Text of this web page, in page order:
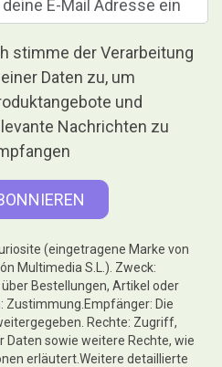
stimme der Verarbeitung
Daten zu, um
und
Nachrichten zu
(eingetragene Marke von
Multimedia S.L.). Zweck:
Bestellungen, Artikel oder
Zustimmung.Empfänger: Die
Rechte: Zugriff,
Daten sowie weitere Rechte, wie
erläutert.Weitere detaillierte